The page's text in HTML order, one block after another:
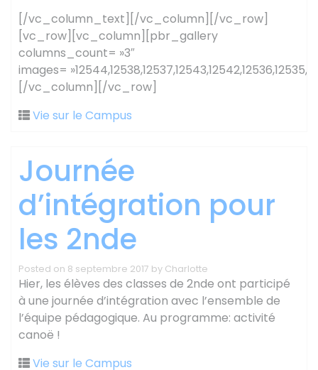
[/vc_column_text][/vc_column][/vc_row]
[vc_row][vc_column][pbr_gallery
columns_count= »3″
images=
[/vc_column][/vc_row]
Vie sur le Campus
Journée
d’intégration pour
les 2nde
Posted on 8 septembre 2017 by Charlotte
Hier, les élèves des classes de 2nde ont participé
à une journée d’intégration avec l’ensemble de
l’équipe pédagogique. Au programme: activité
canoë !
Vie sur le Campus